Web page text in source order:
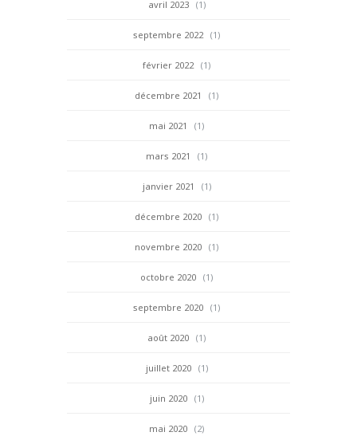
avril 2023 (1)
septembre 2022 (1)
février 2022 (1)
décembre 2021 (1)
mai 2021 (1)
mars 2021 (1)
janvier 2021 (1)
décembre 2020 (1)
novembre 2020 (1)
octobre 2020 (1)
septembre 2020 (1)
août 2020 (1)
juillet 2020 (1)
juin 2020 (1)
mai 2020 (2)